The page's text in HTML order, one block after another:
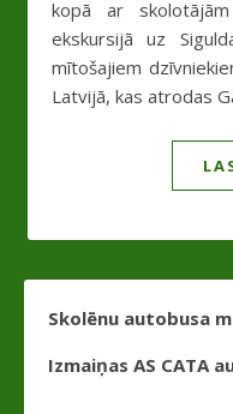
kopā ar
ekskursijā uz
mītošajiem
Latvijā, kas atrodas
Skolēnu autobusa
Izmaiņas AS CATA